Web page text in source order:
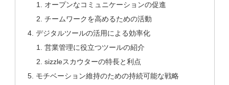
オープンなコミュニケーションの促進
チームワークを高めるための活動
デジタルツールの活用による効率化
営業管理に役立つツールの紹介
sizzleスカウターの特長と利点
モチベーション維持のための持続可能な戦略